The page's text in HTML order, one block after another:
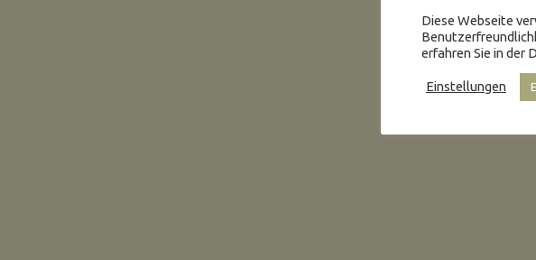
Diese Webseite
erfahren Sie in der
Einstellungen